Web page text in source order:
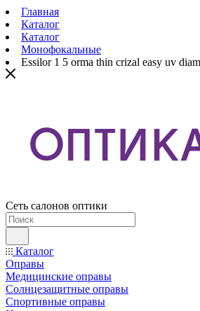
Главная
Каталог
Каталог
Монофокальные
Essilor 1 5 orma thin crizal easy uv
Сеть салонов оптики
Каталог
Оправы
Медицинские оправы
Солнцезащитные оправы
Спортивные оправы